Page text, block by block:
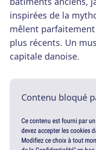
inspirées de la
mêlent
plus récents. Un
capitale danoise.
Contenu bloqué
Ce contenu est fourni par
devez accepter les cookies
Modifiez ce choix à tout